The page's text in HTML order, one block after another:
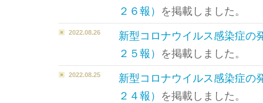
２６報） を掲載しました。
2022.08.26
新型コロナウイルス感染症
２５報） を掲載しました。
2022.08.25
新型コロナウイルス感染症
２４報） を掲載しました。